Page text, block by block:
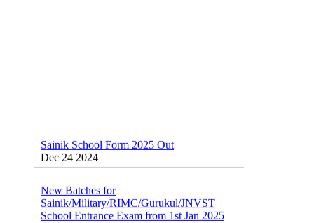
Dec 24 2024
Sainik/Military/RIMC/Gurukul/JNVST
School Entrance Exam from 1st Jan 2025
Dec 24 2024